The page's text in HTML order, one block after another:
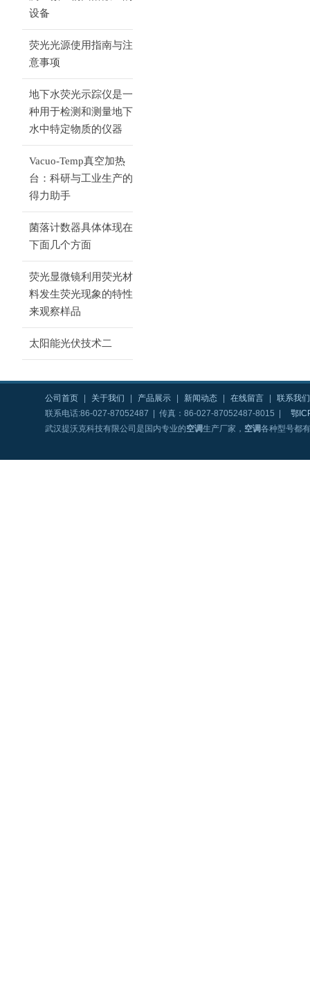
设备
荧光光源使用指南与注
意事项
地下水荧光示踪仪是一
种用于检测和测量地下
水中特定物质的仪器
Vacuo-Temp真空加热
台：科研与工业生产的
得力助手
菌落计数器具体体现在
下面几个方面
荧光显微镜利用荧光材
料发生荧光现象的特性
来观察样品
太阳能光伏技术二
公司首页 关于我们 产品展示 新闻动态 在线留言
联系我们
联系电话:86-027-87052487 | 传真：86-027-87052487-8015 |
鄂
武汉提沃克科技有限公司是国内专业的空调生产厂家， 空调各种型号都